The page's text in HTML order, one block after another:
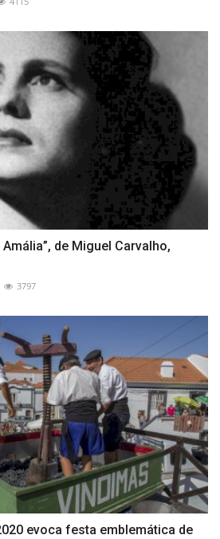
de Miguel Carvalho,
3797
evoca festa emblemática de